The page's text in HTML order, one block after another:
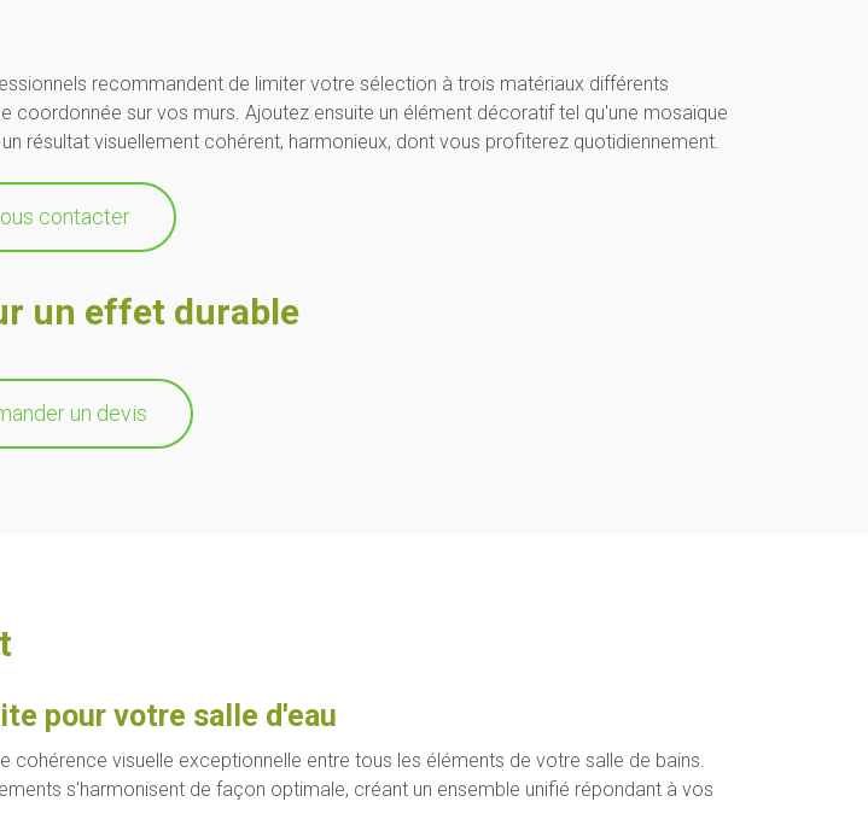
recommandent de limiter votre sélection à trois matériaux différents
coordonnée sur vos murs. Ajoutez ensuite un élément décoratif tel qu'une mosaïque
résultat visuellement cohérent, harmonieux, dont vous profiterez quotidiennement.
contacter
un effet durable
un devis
pour votre salle d'eau
cohérence visuelle exceptionnelle entre tous les éléments de votre salle de bains.
s'harmonisent de façon optimale, créant un ensemble unifié répondant à vos